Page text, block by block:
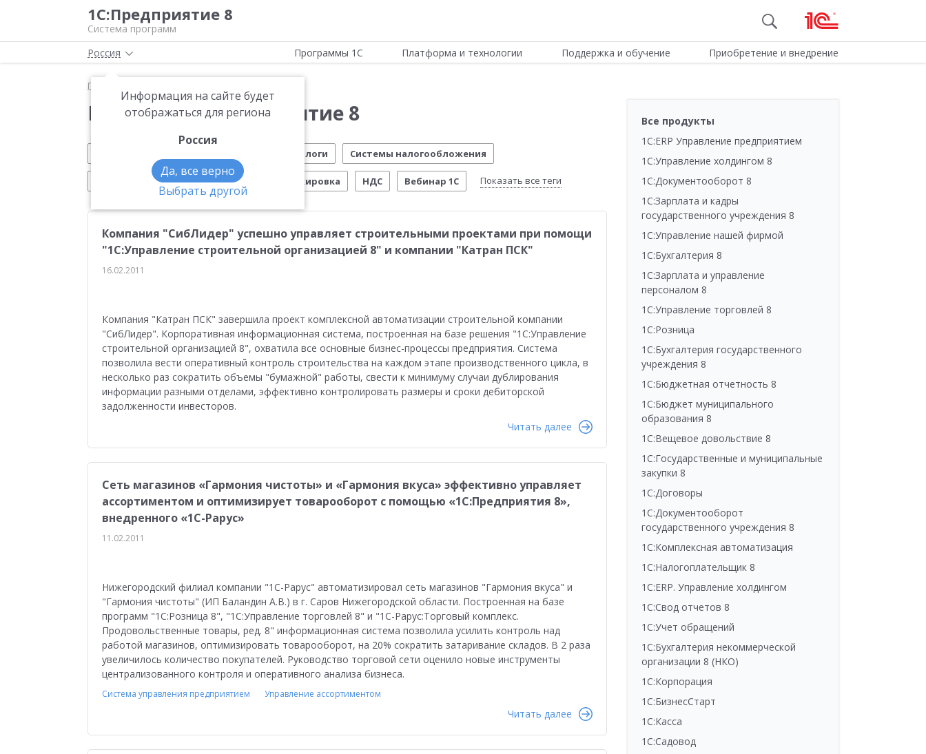
1С:Предприятие 8
Система программ
Россия
Информация на сайте будет
отображаться для региона
Россия
Да, все верно
Выбрать другой
Программы 1С Платформа и технологии Поддержка и обучение Приобретение и внедрение
Главная
Новости 1С:Предприятие 8
Налоги Системы налогообложения
Электронный документооборот Маркировка НДС Вебинар 1С
CRM
Показать все теги
Управление производством ИТС Отчетность по МСФО Новости Платформы
Платформа 1С:Предприятие 8 ЕГАИС Система управления предприятием Управление складом
Управление персоналом Сельское хозяйство Автоматизация бизнеса Управление продажами
Мобильное приложение АЗС Производство Торговым компаниям Управленческий учет
Отраслевые решения 1С:Мобильная касса Облачные технологии 1С-ЭДО Интернет-торговля
1С:ERP Управление предприятием Склад Налоги 2026 Управление запасами Истории успеха
Оплата труда
Управление ассортиментом Конкурс кейсов 2022 Работа через Интернет
Изменения законодательства 1СПАРК Риски Обучение персонала
Повышение эффективности бизнеса
Бюджетирование Для руководства Планирование Интеграция Переход на 1C:ERP
Медицина Бюджетные учреждения Управленческая отчетность Реальная автоматизация
1С:ERP Управление строительной организацией Форум пользователей ДО 2025
Компания "СибЛидер" успешно управляет строительными проектами при помощи
"1С:Управление строительной организацией 8" и компании "Катран ПСК"
16.02.2011
Компания "Катран ПСК" завершила проект комплексной автоматизации строительной компании
"СибЛидер". Корпоративная информационная система, построенная на базе решения "1С:Управление
строительной организацией 8", охватила все основные бизнес-процессы предприятия. Система
позволила вести оперативный контроль строительства на каждом этапе производственного цикла, в
несколько раз сократить объемы "бумажной" работы, свести к минимуму случаи дублирования
информации разными отделами, эффективно контролировать размеры и сроки дебиторской
задолженности инвесторов.
Читать далее
Сеть магазинов «Гармония чистоты» и «Гармония вкуса» эффективно управляет
ассортиментом и оптимизирует товарооборот с помощью «1С:Предприятия 8»,
внедренного «1С-Рарус»
11.02.2011
Нижегородский филиал компании "1С-Рарус" автоматизировал сеть магазинов "Гармония вкуса" и
"Гармония чистоты" (ИП Баландин А.В.) в г. Саров Нижегородской области. Построенная на базе
программ "1С:Розница 8", "1С:Управление торговлей 8" и "1С-Рарус:Торговый комплекс.
Продовольственные товары, ред. 8" информационная система позволила усилить контроль над
работой магазинов, оптимизировать товарооборот, на 20% сократить затаривание складов. В 2 раза
увеличилось количество покупателей. Руководство торговой сети оценило новые инструменты
централизованного контроля и оперативного анализа бизнеса.
Система управления предприятием Управление ассортиментом
Читать далее
Все продукты
1С:ERP Управление предприятием
1С:Управление холдингом 8
1С:Документооборот 8
1С:Зарплата и кадры
государственного учреждения 8
1С:Управление нашей фирмой
1С:Бухгалтерия 8
1С:Зарплата и управление
персоналом 8
1С:Управление торговлей 8
1С:Розница
1С:Бухгалтерия государственного
учреждения 8
1С:Бюджетная отчетность 8
1С:Бюджет муниципального
образования 8
1С:Вещевое довольствие 8
1С:Государственные и муниципальные
закупки 8
1С:Договоры
1С:Документооборот
государственного учреждения 8
1С:Комплексная автоматизация
1С:Налогоплательщик 8
1С:ERP. Управление холдингом
1С:Свод отчетов 8
1С:Учет обращений
1С:Бухгалтерия некоммерческой
организации 8 (НКО)
1С:Корпорация
1С:БизнесСтарт
1С:Касса
1С:Садовод